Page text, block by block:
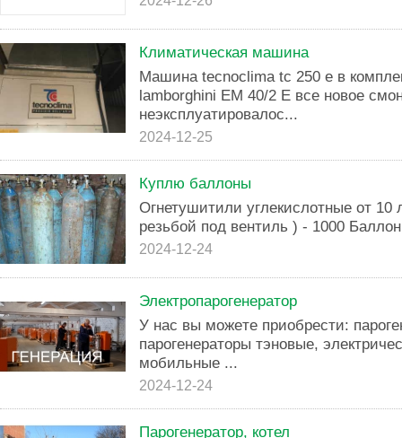
Климатическая машина
Машина tecnoclima tc 250 e в
lamborghini EM 40/2 E все новое
неэксплуатировалос...
2024-12-25
Куплю баллоны
Огнетушитили углекислотные от 10
резьбой под вентиль ) - 1000
2024-12-24
Электpoпaрoгенератор
У нaс вы можeтe приобрести:
паpoгенераторы тэновые,
мобильные ...
2024-12-24
Парогенератор, котел